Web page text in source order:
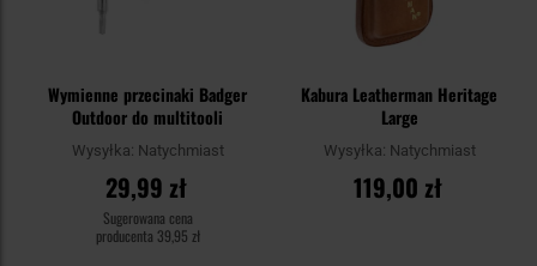
Wymienne przecinaki Badger
Outdoor do multitooli
Wysyłka: Natychmiast
29,99 zł
Sugerowana cena
producenta 39,95 zł
Kabura Leatherman Heritage
Large
Wysyłka: Natychmiast
119,00 zł